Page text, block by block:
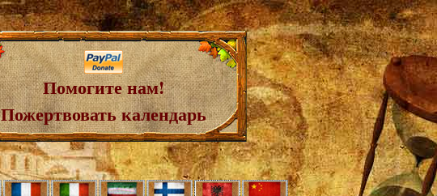
Помогите нам!
Пожертвовать календарь